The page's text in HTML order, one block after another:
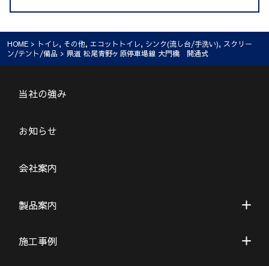
HOME > トイレ, その他, エコットトイレ, シンク(流し台/手洗い), スクリー
ン/テント/備品 > 県道 松尾青野ヶ原停車場線 大門橋 開通式
当社の強み
お知らせ
会社案内
製品案内
施工事例